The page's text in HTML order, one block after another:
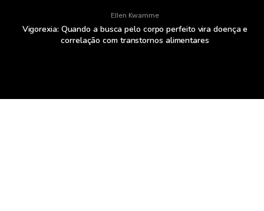
Ellen Kwamme
Vigorexia: Quando a busca pelo corpo perfeito vira doença e
correlação com transtornos alimentares